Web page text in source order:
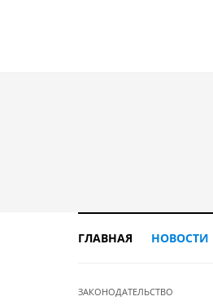
ГЛАВНАЯ НОВОСТИ
ЗАКОНОДАТЕЛЬСТВО